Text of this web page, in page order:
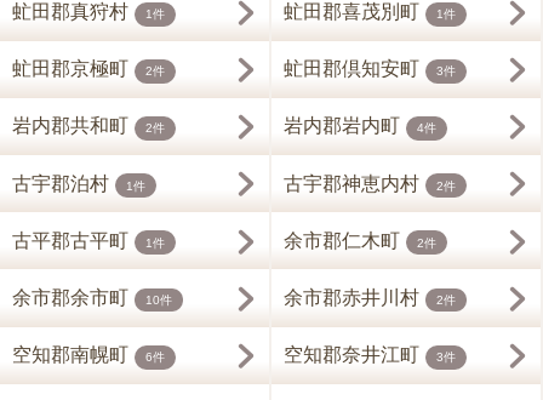
虻田郡真狩村 1件 虻田郡喜茂別町 1件
虻田郡京極町 2件 虻田郡倶知安町 3件
岩内郡共和町 2件 岩内郡岩内町 4件
古宇郡泊村 1件 古宇郡神恵内村 2件
古平郡古平町 1件 余市郡仁木町 2件
余市郡余市町 10件 余市郡赤井川村 2件
空知郡南幌町 6件 空知郡奈井江町 3件